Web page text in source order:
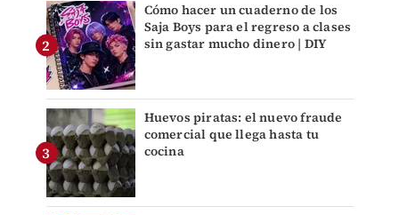
Cómo hacer un cuaderno de los
Saja Boys para el regreso a clases
sin gastar mucho dinero | DIY
Huevos piratas: el nuevo fraude
comercial que llega hasta tu
cocina